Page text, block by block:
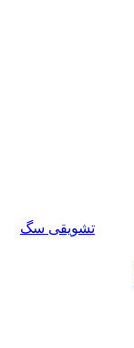
تشویقی سگ